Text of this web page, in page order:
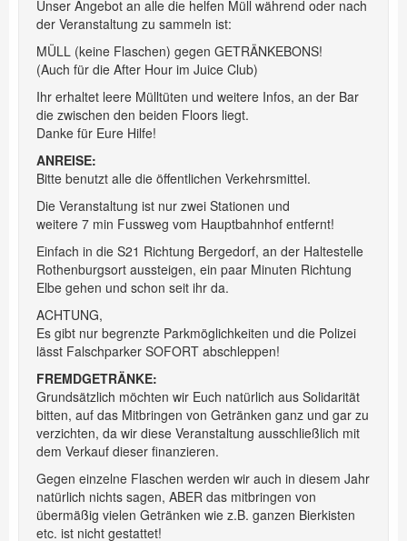
Unser Angebot an alle die helfen Müll während oder nach
der Veranstaltung zu sammeln ist:
MÜLL (keine Flaschen) gegen GETRÄNKEBONS!
(Auch für die After Hour im Juice Club)
Ihr erhaltet leere Mülltüten und weitere Infos, an der Bar
die zwischen den beiden Floors liegt.
Danke für Eure Hilfe!
ANREISE:
Bitte benutzt alle die öffentlichen Verkehrsmittel.
Die Veranstaltung ist nur zwei Stationen und
weitere 7 min Fussweg vom Hauptbahnhof entfernt!
Einfach in die S21 Richtung Bergedorf, an der Haltestelle
Rothenburgsort aussteigen, ein paar Minuten Richtung
Elbe gehen und schon seit ihr da.
ACHTUNG,
Es gibt nur begrenzte Parkmöglichkeiten und die Polizei
lässt Falschparker SOFORT abschleppen!
FREMDGETRÄNKE:
Grundsätzlich möchten wir Euch natürlich aus Solidarität
bitten, auf das Mitbringen von Getränken ganz und gar zu
verzichten, da wir diese Veranstaltung ausschließlich mit
dem Verkauf dieser finanzieren.
Gegen einzelne Flaschen werden wir auch in diesem Jahr
natürlich nichts sagen, ABER das mitbringen von
übermäßig vielen Getränken wie z.B. ganzen Bierkisten
etc. ist nicht gestattet!